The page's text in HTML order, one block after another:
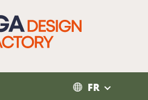
recherche FR